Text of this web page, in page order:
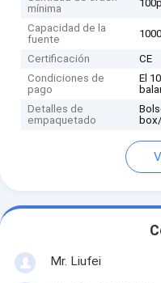
mínima
Capacidad de la
fuente
Certificación
CE
Condiciones de
pago
El
Detalles de
empaquetado
Mr. Liufei